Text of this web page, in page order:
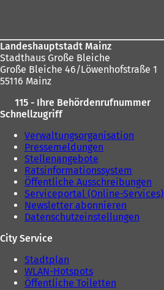
u
n
T
b
)
Landeshauptstadt Mainz
Stadthaus Große Bleiche
Große Bleiche 46/Löwenhofstraße 1
55116 Mainz
115 - Ihre Behördenrufnummer
Schnellzugriff
Verwaltungsorganisation
Pressemeldungen
Stellenangebote
Ratsinformationssystem
Öffentliche Ausschreibungen
Serviceportal (Online-Services)
Newsletter abonnieren
Datenschutzeinstellungen
City Service
Stadtplan
WLAN-Hotspots
Öffentliche Toiletten